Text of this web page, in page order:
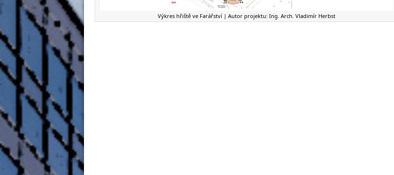
Výkres hřiště ve Farářství | Autor projektu: Ing. Arch. Vladimír Herbst